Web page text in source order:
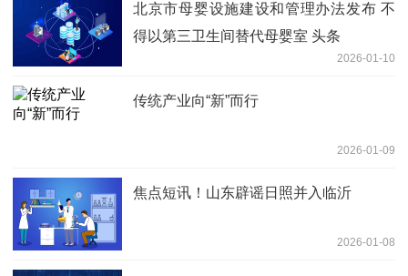
北京市母婴设施建设和管理办法发布 不
得以第三卫生间替代母婴室 头条
2026-01-10
传统产业向“新”而行
2026-01-09
焦点短讯！山东辟谣日照并入临沂
2026-01-08